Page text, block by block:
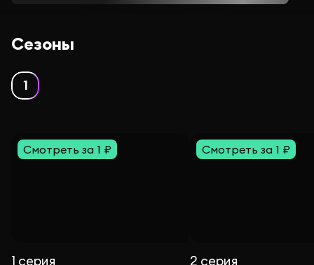
Сезоны
1
Смотреть за 1 ₽
1 серия
Смотреть за 1 ₽
2 серия